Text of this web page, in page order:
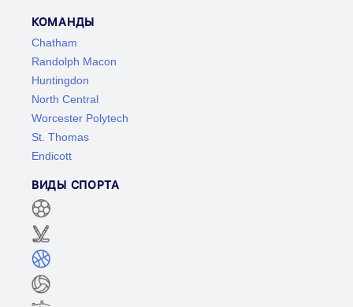
КОМАНДЫ
Chatham
Randolph Macon
Huntingdon
North Central
Worcester Polytech
St. Thomas
Endicott
ВИДЫ СПОРТА